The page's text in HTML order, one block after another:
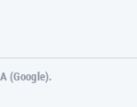
(Google).